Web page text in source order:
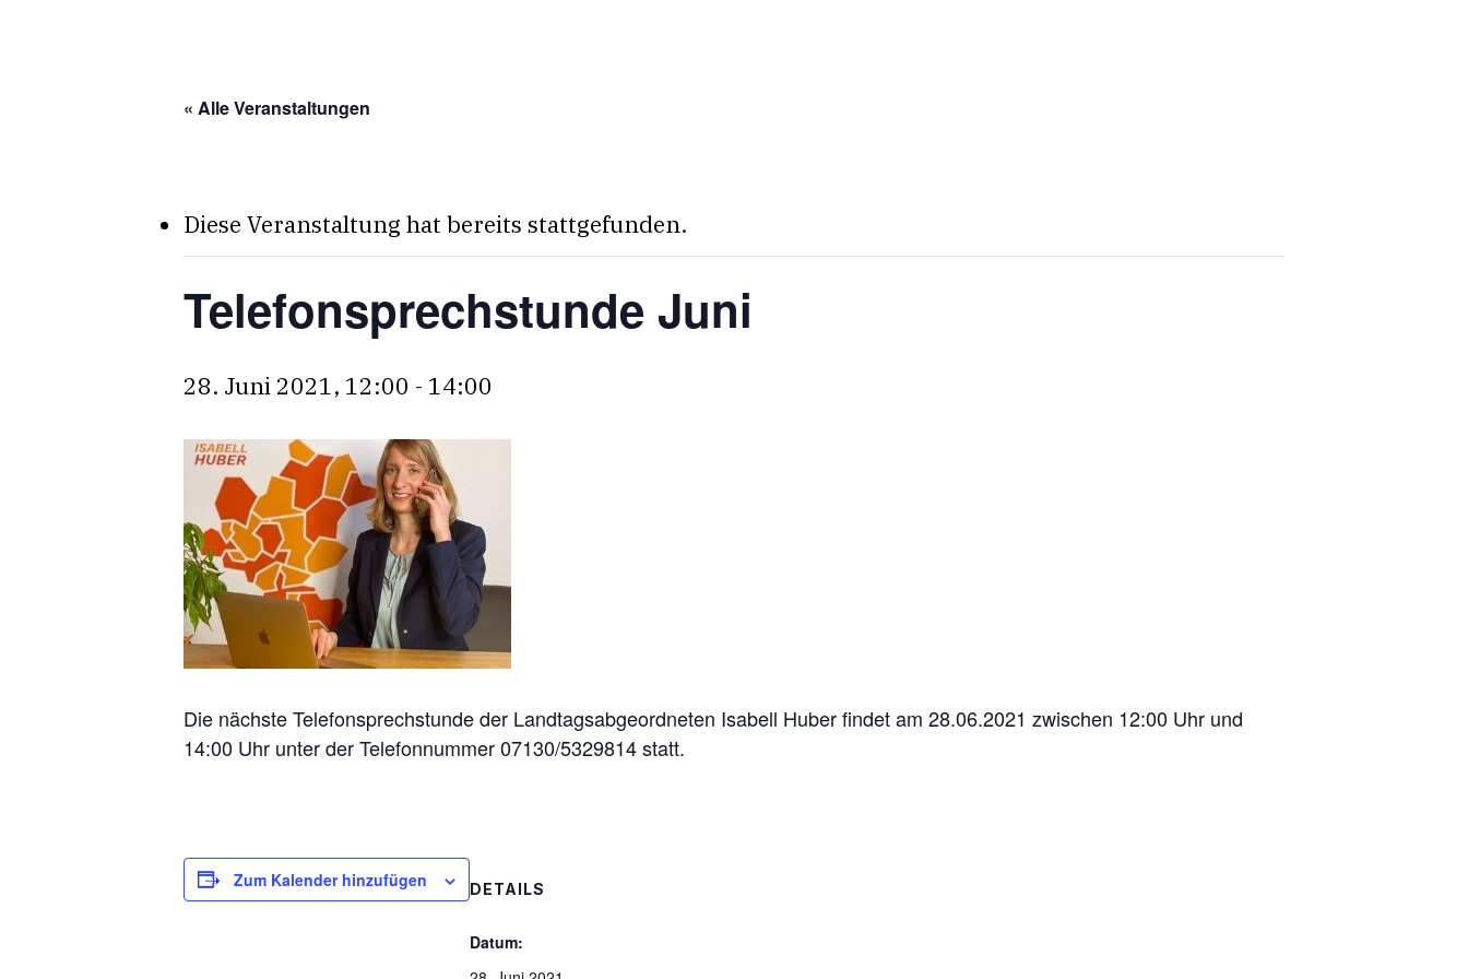
« Alle Veranstaltungen
Diese Veranstaltung hat bereits stattgefunden.
Telefonsprechstunde Juni
28. Juni 2021, 12:00 - 14:00
Die nächste Telefonsprechstunde der Landtagsabgeordneten Isabell Huber findet am 28.06.2021 zwischen 12:00 Uhr und
14:00 Uhr unter der Telefonnummer 07130/5329814 statt.
Zum Kalender hinzufügen DETAILS
Datum: